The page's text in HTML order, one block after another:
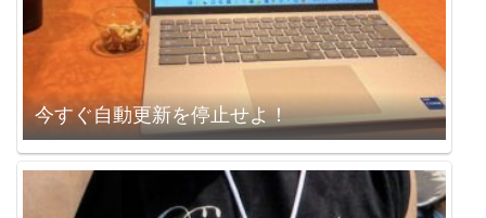
今すぐ自動更新を停止せよ！